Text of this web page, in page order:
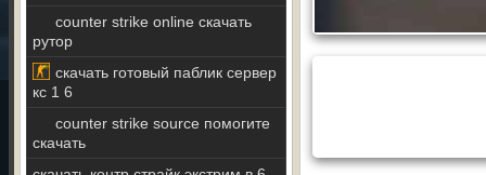
counter strike online скачать
рутор
скачать готовый паблик сервер
кс 1 6
counter strike source помогите
скачать